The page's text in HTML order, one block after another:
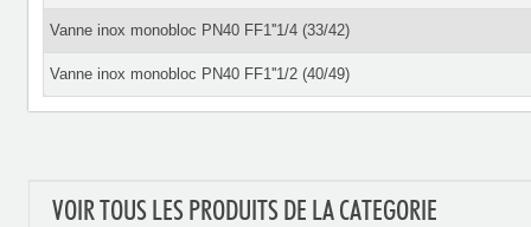
Vanne inox monobloc PN40 FF1''1/4 (33/42)
Vanne inox monobloc PN40 FF1''1/2 (40/49)
VOIR TOUS LES PRODUITS DE LA CATEGORIE